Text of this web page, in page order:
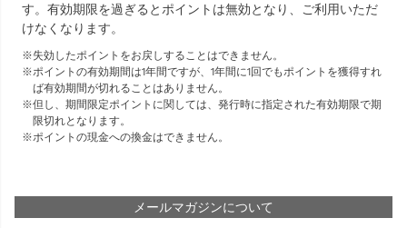
す。有効期限を過ぎるとポイントは無効となり、ご利用いただ
けなくなります。
失効したポイントをお戻しすることはできません。
ポイントの有効期間は1年間ですが、1年間に1回でもポイントを獲得すれ
ば有効期間が切れることはありません。
但し、期間限定ポイントに関しては、発行時に指定された有効期限で期
限切れとなります。
ポイントの現金への換金はできません。
メールマガジンについて